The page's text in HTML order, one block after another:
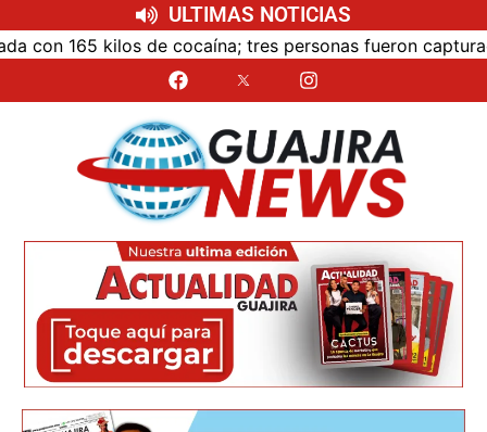
ULTIMAS NOTICIAS
kilos de cocaína; tres personas fueron capturadas